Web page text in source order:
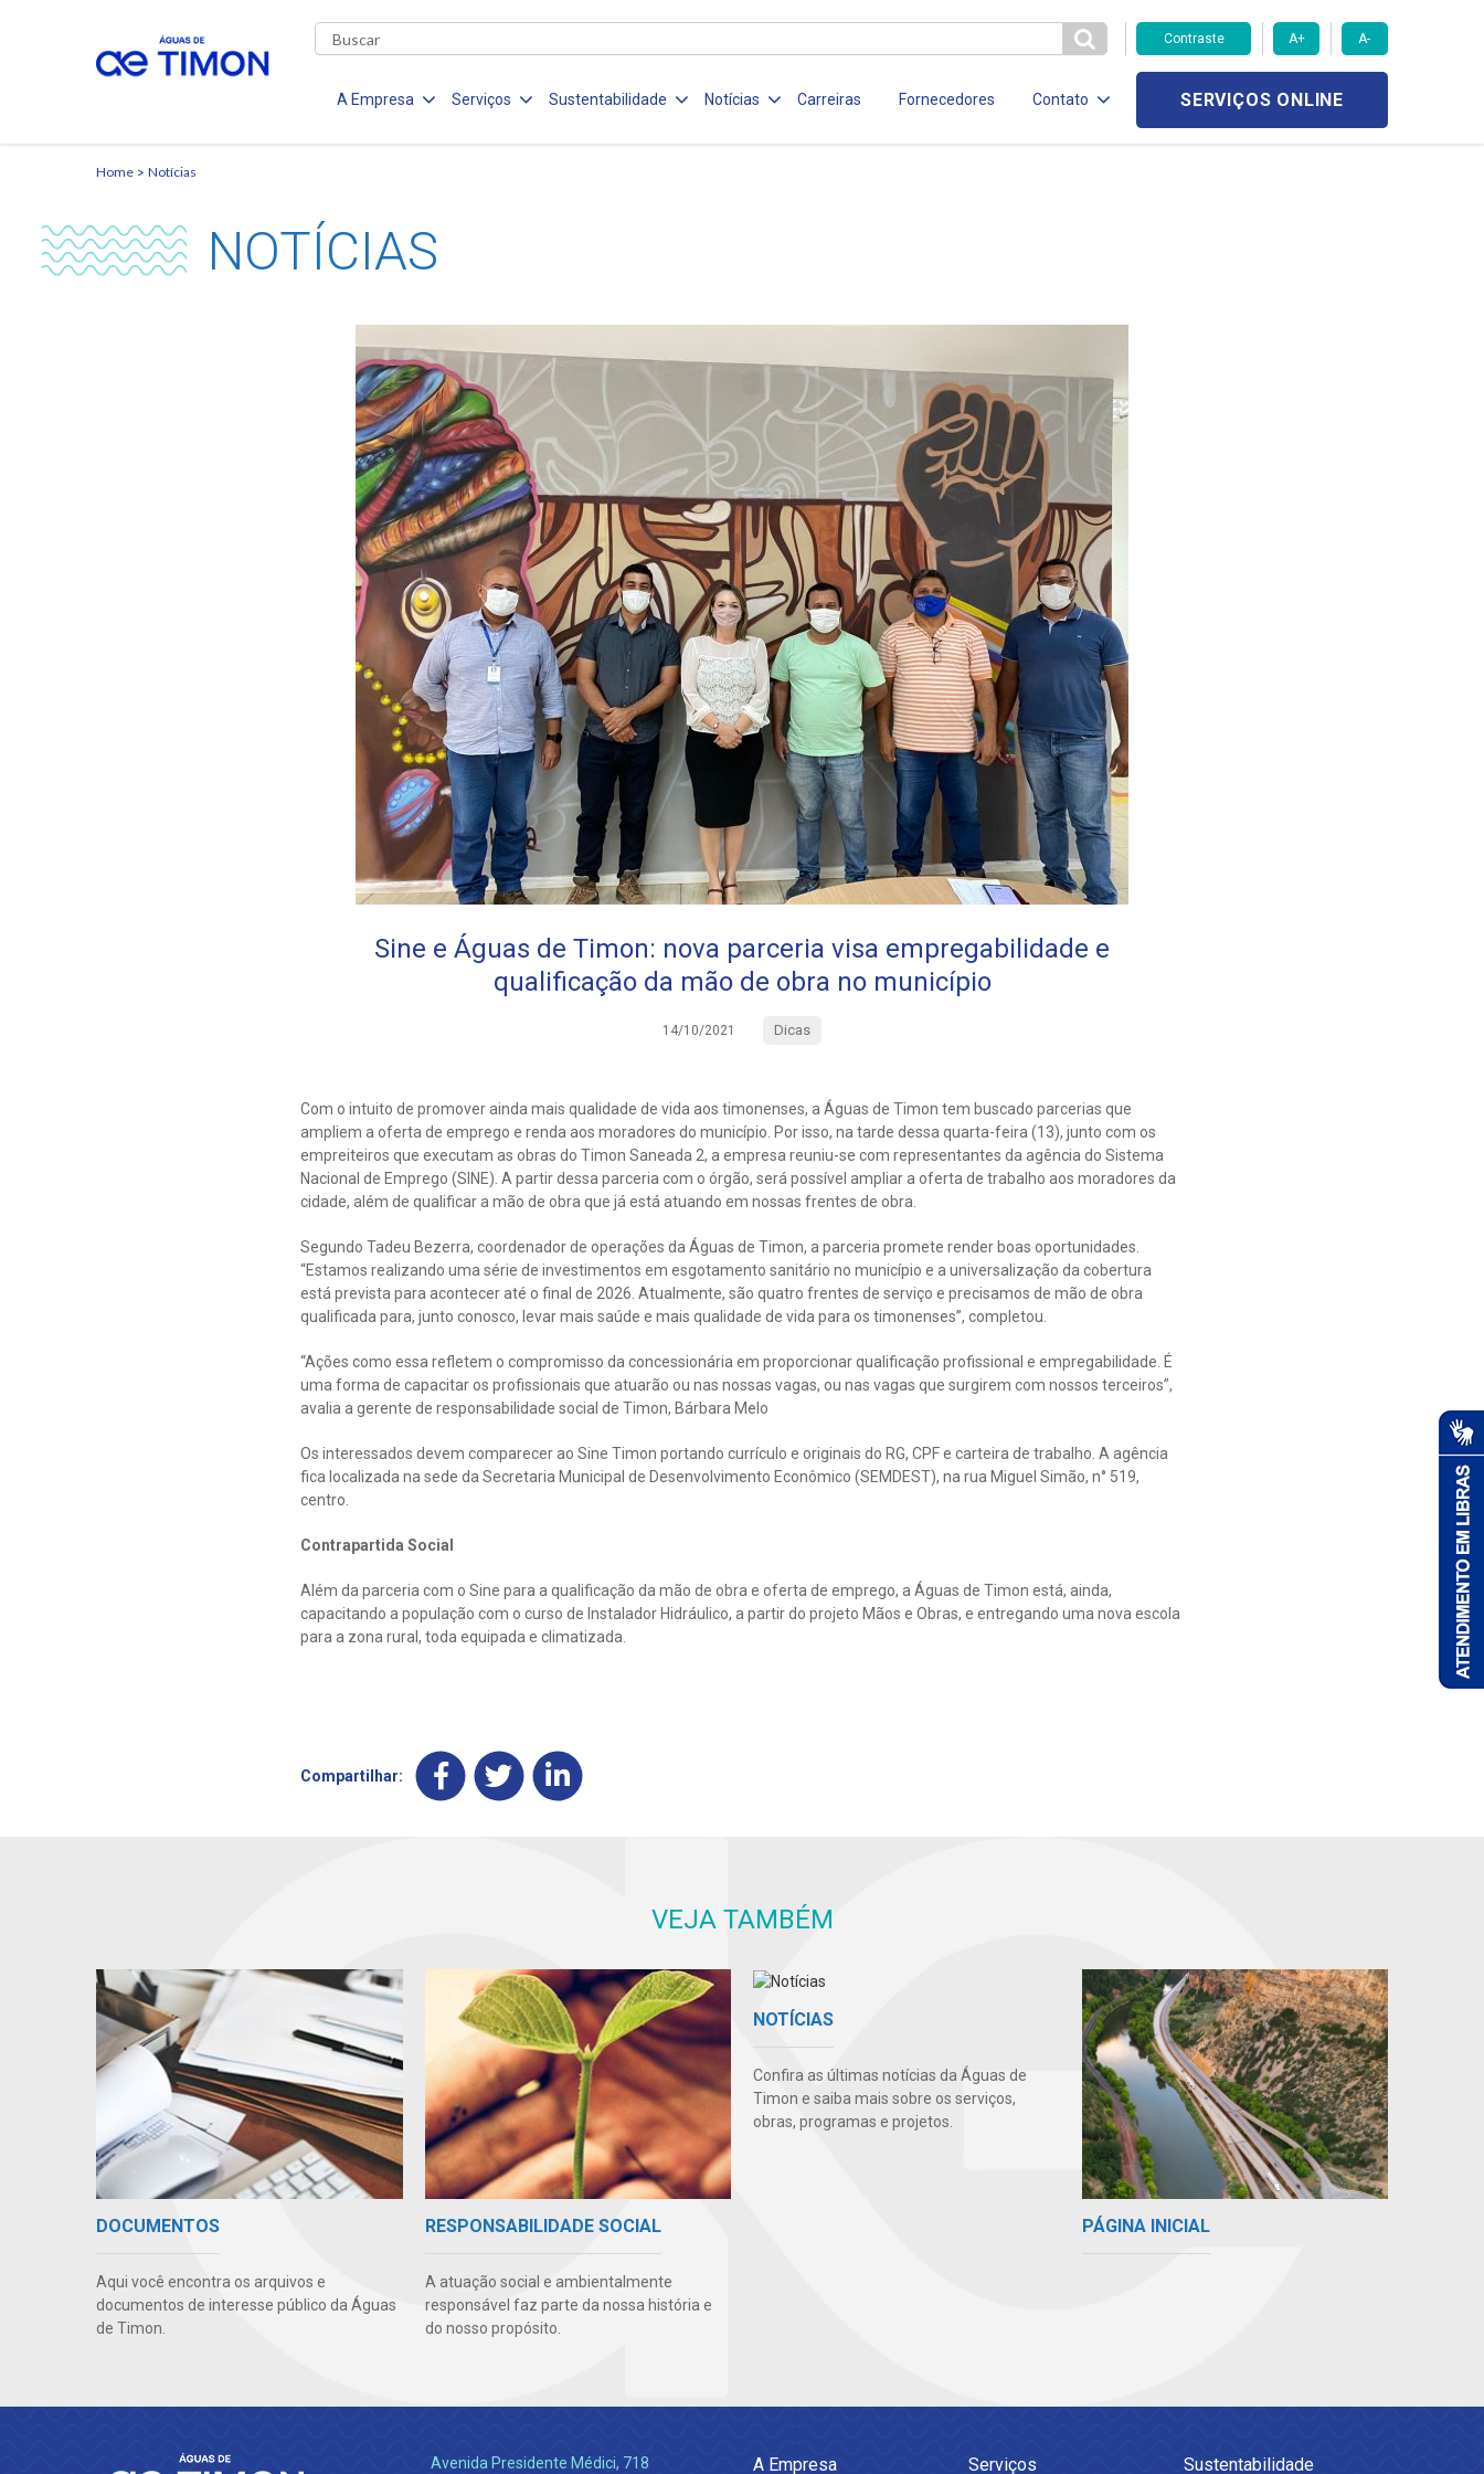
Contraste A+ A-
A Empresa Serviços Sustentabilidade Notícias Carreiras Fornecedores Contato SERVIÇOS ONLINE
Home Notícias
NOTÍCIAS
Sine e Águas de Timon: nova parceria visa empregabilidade e
qualificação da mão de obra no município
14/10/2021 Dicas
Com o intuito de promover ainda mais qualidade de vida aos timonenses, a Águas de Timon tem buscado parcerias que
ampliem a oferta de emprego e renda aos moradores do município. Por isso, na tarde dessa quarta-feira (13), junto com os
empreiteiros que executam as obras do Timon Saneada 2, a empresa reuniu-se com representantes da agência do Sistema
Nacional de Emprego (SINE). A partir dessa parceria com o órgão, será possível ampliar a oferta de trabalho aos moradores da
cidade, além de qualificar a mão de obra que já está atuando em nossas frentes de obra.
Segundo Tadeu Bezerra, coordenador de operações da Águas de Timon, a parceria promete render boas oportunidades.
“Estamos realizando uma série de investimentos em esgotamento sanitário no município e a universalização da cobertura
está prevista para acontecer até o final de 2026. Atualmente, são quatro frentes de serviço e precisamos de mão de obra
qualificada para, junto conosco, levar mais saúde e mais qualidade de vida para os timonenses”, completou.
“Ações como essa refletem o compromisso da concessionária em proporcionar qualificação profissional e empregabilidade. É
uma forma de capacitar os profissionais que atuarão ou nas nossas vagas, ou nas vagas que surgirem com nossos terceiros”,
avalia a gerente de responsabilidade social de Timon, Bárbara Melo
Os interessados devem comparecer ao Sine Timon portando currículo e originais do RG, CPF e carteira de trabalho. A agência
fica localizada na sede da Secretaria Municipal de Desenvolvimento Econômico (SEMDEST), na rua Miguel Simão, n° 519,
centro.
Contrapartida Social
Além da parceria com o Sine para a qualificação da mão de obra e oferta de emprego, a Águas de Timon está, ainda,
capacitando a população com o curso de Instalador Hidráulico, a partir do projeto Mãos e Obras, e entregando uma nova escola
para a zona rural, toda equipada e climatizada.
Compartilhar:
VEJA TAMBÉM
DOCUMENTOS
Aqui você encontra os arquivos e
documentos de interesse público da Águas
de Timon.
RESPONSABILIDADE SOCIAL
A atuação social e ambientalmente
responsável faz parte da nossa história e
do nosso propósito.
NOTÍCIAS
Confira as últimas notícias da Águas de
Timon e saiba mais sobre os serviços,
obras, programas e projetos.
PÁGINA INICIAL
Avenida Presidente Médici, 718 A Empresa Serviços Sustentabilidade